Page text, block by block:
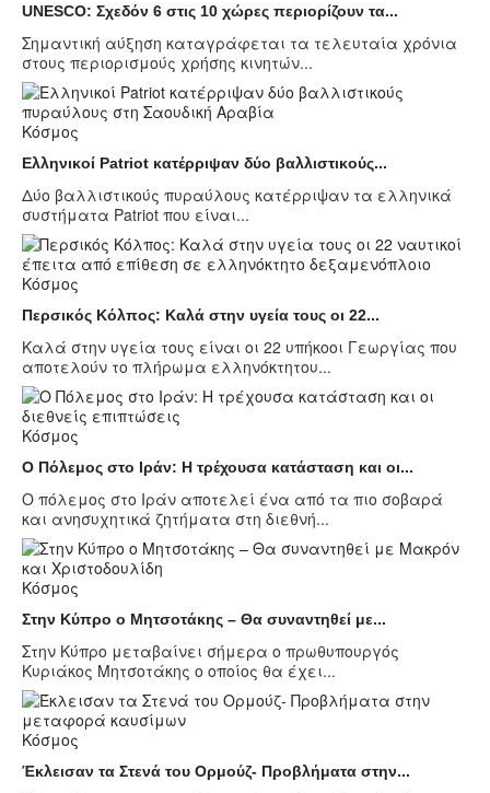
UNESCO: Σχεδόν 6 στις 10 χώρες περιορίζουν τα...
Σημαντική αύξηση καταγράφεται τα τελευταία χρόνια
στους περιορισμούς χρήσης κινητών...
Κόσμος
Ελληνικοί Patriot κατέρριψαν δύο βαλλιστικούς...
Δύο βαλλιστικούς πυραύλους κατέρριψαν τα ελληνικά
συστήματα Patriot που είναι...
Κόσμος
Περσικός Κόλπος: Καλά στην υγεία τους οι 22...
Καλά στην υγεία τους είναι οι 22 υπήκοοι Γεωργίας που
αποτελούν το πλήρωμα ελληνόκτητου...
Κόσμος
Ο Πόλεμος στο Ιράν: Η τρέχουσα κατάσταση και οι...
Ο πόλεμος στο Ιράν αποτελεί ένα από τα πιο σοβαρά
και ανησυχητικά ζητήματα στη διεθνή...
Κόσμος
Στην Κύπρο ο Μητσοτάκης – Θα συναντηθεί με...
Στην Κύπρο μεταβαίνει σήμερα ο πρωθυπουργός
Κυριάκος Μητσοτάκης ο οποίος θα έχει...
Κόσμος
Έκλεισαν τα Στενά του Ορμούζ- Προβλήματα στην...